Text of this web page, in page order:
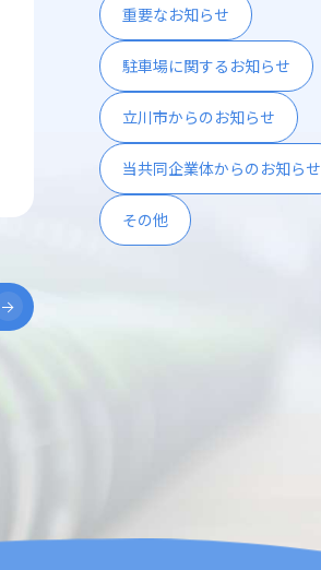
重要なお知らせ
駐車場に関するお知らせ
立川市からのお知らせ
当共同企業体からのお知らせ
その他